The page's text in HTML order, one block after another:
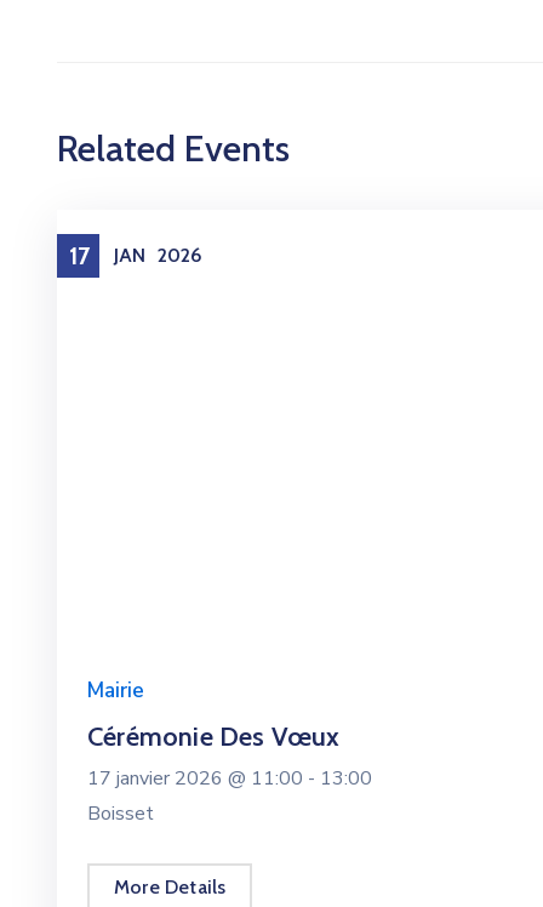
Related Events
17 JAN 2026
Mairie
Cérémonie Des Vœux
17 janvier 2026 @ 11:00 - 13:00
Boisset
More Details